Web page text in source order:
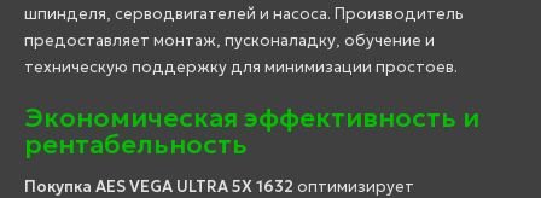
шпинделя, серводвигателей и насоса. Производитель
предоставляет монтаж, пусконаладку, обучение и
техническую поддержку для минимизации простоев.
Экономическая эффективность и
рентабельность
Покупка AES VEGA ULTRA 5X 1632 оптимизирует